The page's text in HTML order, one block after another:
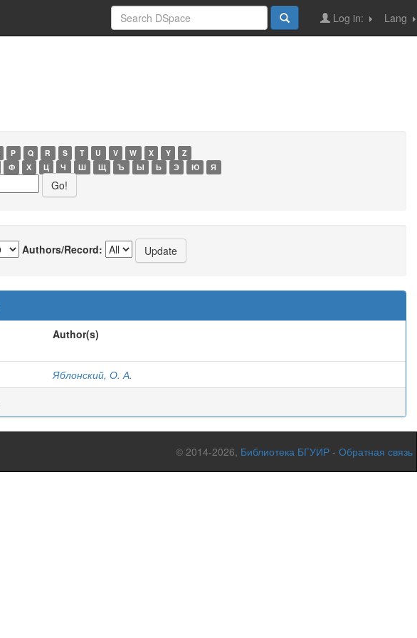
Lang
Log in:
P Q R S T U V W X Y
Z
Ф Х Ц Ч Ш Щ Ъ Ы Ь Э Ю Я
Authors/Record:
Author(s)
Яблонский, О. А.
© 2014-2026, Библиотека БГУИР - Обратная связь